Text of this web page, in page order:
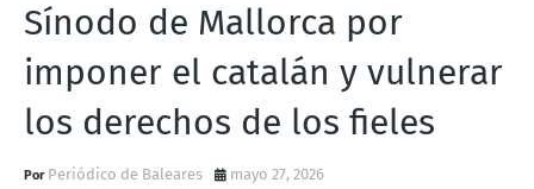
Sínodo de Mallorca por
imponer el catalán y vulnerar
los derechos de los fieles
Periódico de Baleares mayo 27, 2026